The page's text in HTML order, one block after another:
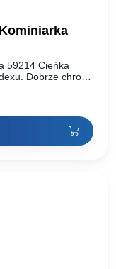
59214 Cieńka
Dobrze chroni